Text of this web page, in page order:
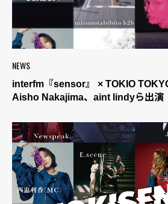
NEWS
interfm『sensor』 × TOKIO
Aisho Nakajima、aint lindyら出演